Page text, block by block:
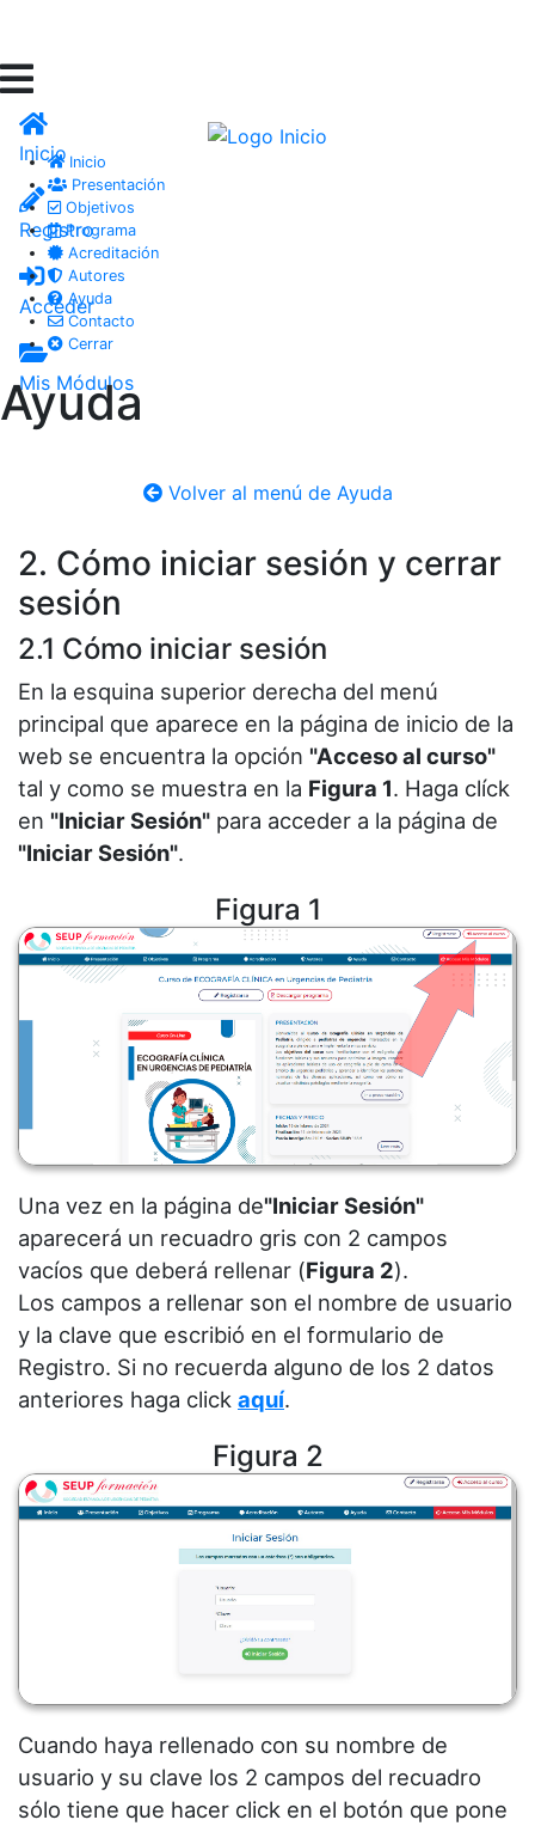
Inicio
Registro
Acceder
Mis Módulos
Inicio
Presentación
Objetivos
Programa
Acreditación
Autores
Ayuda
Contacto
Cerrar
Ayuda
Volver al menú de Ayuda
2. Cómo iniciar sesión y cerrar
sesión
2.1 Cómo iniciar sesión
En la esquina superior derecha del menú
principal que aparece en la página de inicio de la
web se encuentra la opción "Acceso al curso"
tal y como se muestra en la Figura 1. Haga clíck
en "Iniciar Sesión" para acceder a la página de
"Iniciar Sesión".
Figura 1
Una vez en la página de"Iniciar Sesión"
aparecerá un recuadro gris con 2 campos
vacíos que deberá rellenar (Figura 2).
Los campos a rellenar son el nombre de usuario
y la clave que escribió en el formulario de
Registro. Si no recuerda alguno de los 2 datos
anteriores haga click aquí.
Figura 2
Cuando haya rellenado con su nombre de
usuario y su clave los 2 campos del recuadro
sólo tiene que hacer click en el botón que pone